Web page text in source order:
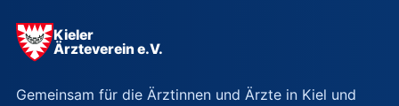
Kieler
Ärzteverein e.V.
Gemeinsam für die Ärztinnen und Ärzte in Kiel und